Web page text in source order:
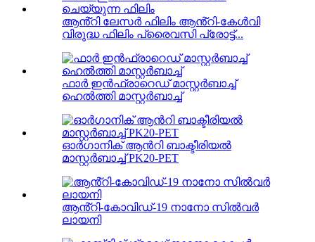
ആൻ്റി ലേസർ ഫിലിം ആൻ്റി-കേൾവി
വിരുദ്ധ ഫിലിം പ്രൈവസി പ്രോട്ട്...
ഫാർ ഇൻഫ്രാറെഡ് മാസ്റ്റർബാച്ച്
ഹെൽത്തി മാസ്റ്റർബാച്ച്
ഓർഗാനിക് ആൻറി ബാക്ടീരിയൽ
മാസ്റ്റർബാച്ച് PK20-PET
ആൻ്റി-കോവിഡ്-19 നാനോ സിൽവർ
ലായനി